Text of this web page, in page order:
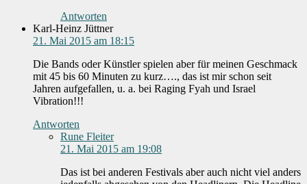
Antworten
Karl-Heinz Jüttner
21. Mai 2015 am 18:15
Die Bands oder Künstler spielen aber für meinen Geschmack
mit 45 bis 60 Minuten zu kurz…., das ist mir schon seit
Jahren aufgefallen, u. a. bei Raging Fyah und Israel
Vibration!!!
Antworten
Rune Fleiter
21. Mai 2015 am 19:08
Das ist bei anderen Festivals aber auch nicht viel anders